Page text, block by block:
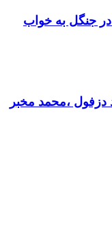
در جنگل به خواب
دزفول ،محمد مخبر